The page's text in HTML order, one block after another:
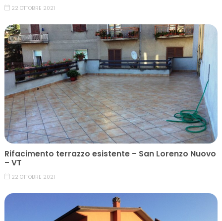
22 OTTOBRE 2021
Rifacimento terrazzo esistente – San Lorenzo Nuovo
– VT
22 OTTOBRE 2021